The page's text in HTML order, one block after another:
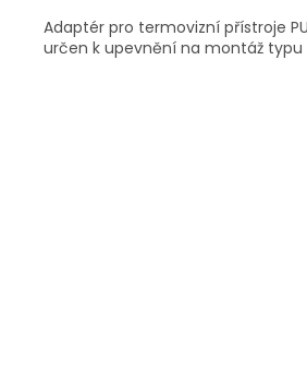
Adaptér pro termovizní přístroje
určen k upevnění na montáž typu